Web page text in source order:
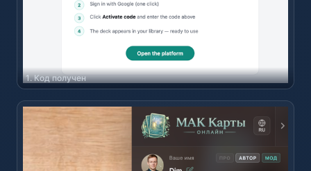
1. Код получен